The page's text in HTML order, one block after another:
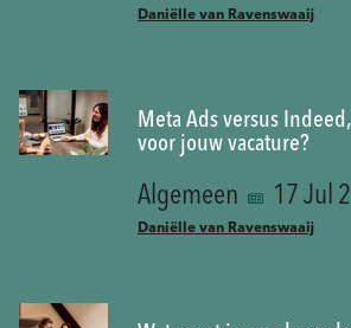
Daniëlle van Ravenswaaij
Meta Ads versus
voor jouw vacature?
Algemeen 17 Jul
Daniëlle van Ravenswaaij